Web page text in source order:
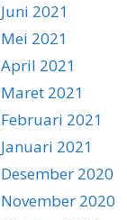
Juni 2021
Mei 2021
April 2021
Maret 2021
Februari 2021
Januari 2021
Desember 2020
November 2020